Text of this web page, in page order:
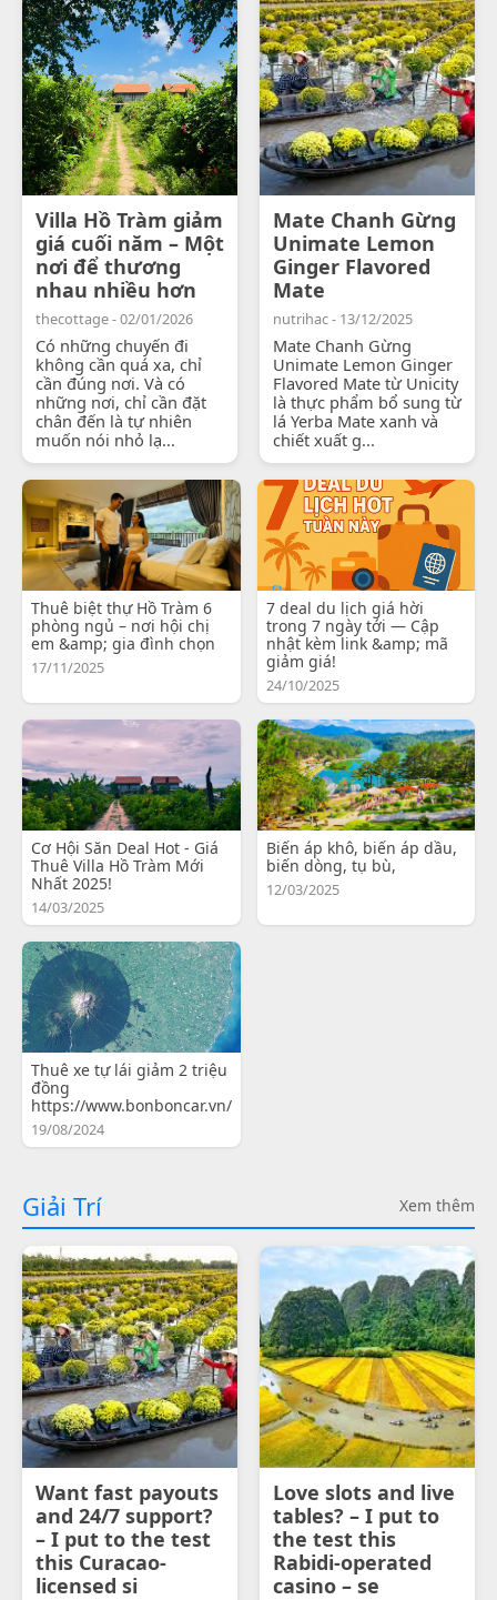
Villa Hồ Tràm giảm
giá cuối năm – Một
nơi để thương
nhau nhiều hơn
thecottage - 02/01/2026
Có những chuyến đi
không cần quá xa, chỉ
cần đúng nơi. Và có
những nơi, chỉ cần đặt
chân đến là tự nhiên
muốn nói nhỏ lạ...
Mate Chanh Gừng
Unimate Lemon
Ginger Flavored
Mate
nutrihac - 13/12/2025
Mate Chanh Gừng
Unimate Lemon Ginger
Flavored Mate từ Unicity
là thực phẩm bổ sung từ
lá Yerba Mate xanh và
chiết xuất g...
Thuê biệt thự Hồ Tràm 6
phòng ngủ – nơi hội chị
em &amp; gia đình chọn
17/11/2025
7 deal du lịch giá hời
trong 7 ngày tới — Cập
nhật kèm link &amp; mã
giảm giá!
24/10/2025
Cơ Hội Săn Deal Hot - Giá
Thuê Villa Hồ Tràm Mới
Nhất 2025!
14/03/2025
Biến áp khô, biến áp dầu,
biến dòng, tụ bù,
12/03/2025
Thuê xe tự lái giảm 2 triệu
đồng
https://www.bonboncar.vn/
19/08/2024
Giải Trí Xem thêm
Want fast payouts
and 24/7 support?
– I put to the test
this Curacao-
licensed si
Love slots and live
tables? – I put to
the test this
Rabidi-operated
casino – se